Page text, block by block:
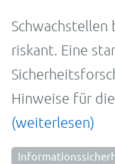
riskant. Eine
Hinweise für
(weiterlesen)